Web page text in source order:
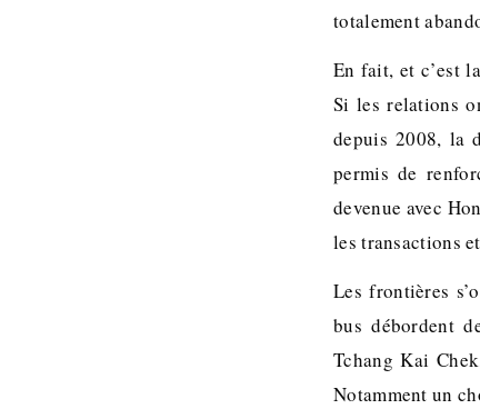
totalement
En fait, et c’est
Si les relations
depuis 2008, la
permis de
devenue avec
les transactions
Les frontières
bus débordent
Tchang Kai
Notamment un